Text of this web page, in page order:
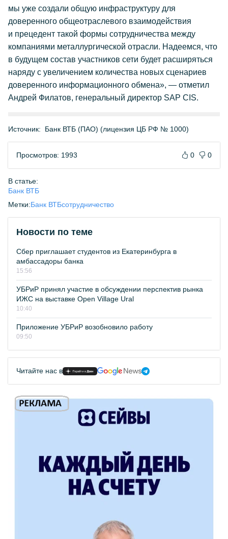
мы уже создали общую инфраструктуру для
доверенного общеотраслевого взаимодействия
и прецедент такой формы сотрудничества между
компаниями металлургической отрасли. Надеемся, что
в будущем состав участников сети будет расширяться
наряду с увеличением количества новых сценариев
доверенного информационного обмена», — отметил
Андрей Филатов, генеральный директор SAP CIS.
Источник: Банк ВТБ (ПАО) (лицензия ЦБ РФ № 1000)
Просмотров: 1993 0 0
В статье:
Банк ВТБ
Метки:Банк ВТБсотрудничество
Новости по теме
Сбер приглашает студентов из Екатеринбурга в
амбассадоры банка
15:56
УБРиР принял участие в обсуждении перспектив рынка
ИЖС на выставке Open Village Ural
10:40
Приложение УБРиР возобновило работу
09:50
Читайте нас в